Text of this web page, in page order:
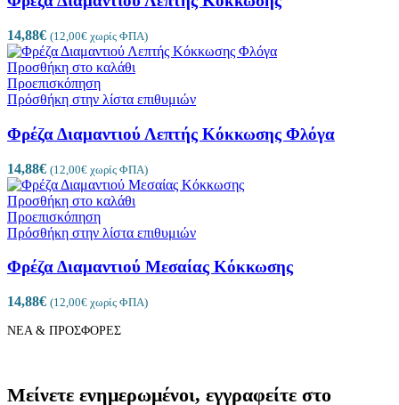
14,88€ (12,00€ χωρίς ΦΠΑ)
Προσθήκη στο καλάθι
Προεπισκόπηση
Πρόσθήκη στην λίστα επιθυμιών
Φρέζα Διαμαντιού Λεπτής Κόκκωσης Φλόγα
14,88€ (12,00€ χωρίς ΦΠΑ)
Προσθήκη στο καλάθι
Προεπισκόπηση
Πρόσθήκη στην λίστα επιθυμιών
Φρέζα Διαμαντιού Μεσαίας Κόκκωσης
14,88€ (12,00€ χωρίς ΦΠΑ)
ΝΕΑ & ΠΡΟΣΦΟΡΕΣ
Μείνετε ενημερωμένοι, εγγραφείτε στο